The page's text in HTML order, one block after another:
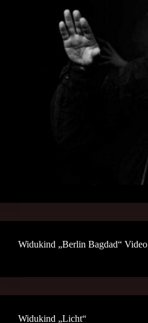
Widukind „Berlin Bagdad“ Video
Widukind „Licht“